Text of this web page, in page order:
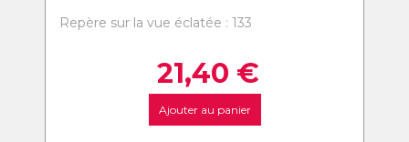
Repère sur la vue éclatée : 133
21,40 €
Ajouter au panier